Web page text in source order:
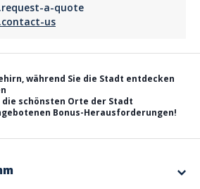
a-quote
us
während Sie die Stadt entdecken
die schönsten Orte der Stadt
Bonus-Herausforderungen!